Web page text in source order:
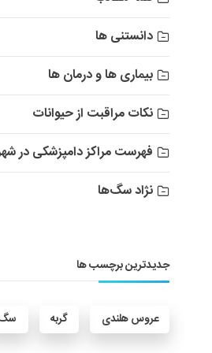
دانستنی ها
بیماری ها و درمان ها
نکات مراقبت از حیوانات
فهرست مراکز دامپزشکی در
نژاد سگ‌ها
جدیدترین برچسب ها
عروس هلندی گربه